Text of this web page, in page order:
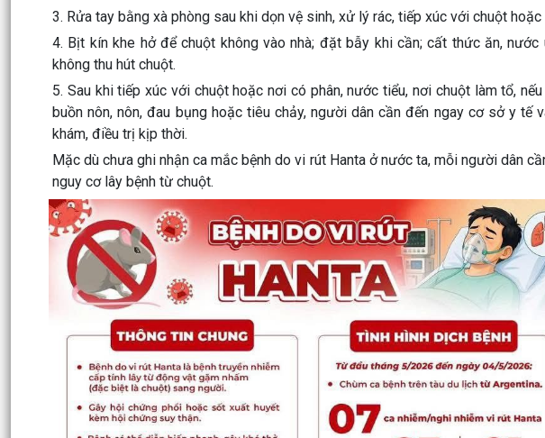
3. Rửa tay bằng xà phòng sau khi dọn vệ sinh, xử lý rác, tiếp xúc với chuột
4. Bịt kín khe hở để chuột không vào nhà; đặt bẫy khi cần; cất thức ăn,
không thu hút chuột.
5. Sau khi tiếp xúc với chuột hoặc nơi có phân, nước tiểu, nơi chuột làm tổ,
buồn nôn, nôn, đau bụng hoặc tiêu chảy, người dân cần đến ngay cơ sở y
khám, điều trị kịp thời.
Mặc dù chưa ghi nhận ca mắc bệnh do vi rút Hanta ở nước ta, mỗi người dân
nguy cơ lây bệnh từ chuột.